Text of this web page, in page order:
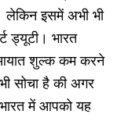
लेकिन इसमें अभी भी
ड्यूटी। भारत
आयात शुल्क कम करने
सोचा है की अगर
में आपको यह